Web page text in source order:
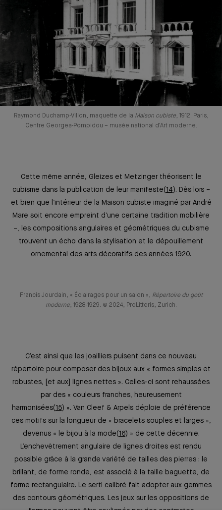
Raymond Duchamp-Villon, maquette de la Maison cubiste, 1912. Paris,
Centre Georges-Pompidou –⁠ musée national d’Art moderne.
Cette même année, Gleizes et Metzinger théorisent le
cubisme dans la publication de leur manifeste 14 . Dès lors ⁠–
et bien que l’intérieur de la Maison cubiste imaginé par André
Mare soit encore empreint d’une certaine tradition mobilière
–, les compositions angulaires et géométriques du cubisme
trouvent un écho dans la stylisation et le dépouillement
ornemental des arts décoratifs des années 1920.